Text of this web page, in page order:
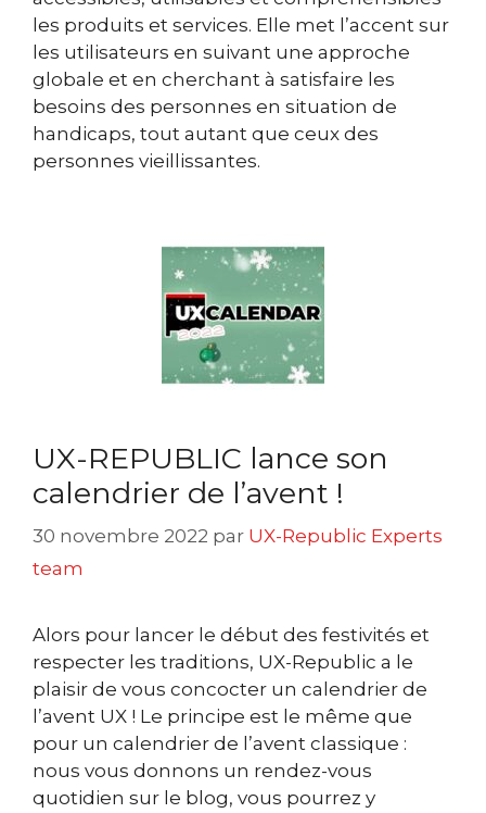
les produits et services. Elle met l’accent sur
les utilisateurs en suivant une approche
globale et en cherchant à satisfaire les
besoins des personnes en situation de
handicaps, tout autant que ceux des
personnes vieillissantes.
UX-REPUBLIC lance son
calendrier de l’avent !
30 novembre 2022 par UX-Republic Experts
team
Alors pour lancer le début des festivités et
respecter les traditions, UX-Republic a le
plaisir de vous concocter un calendrier de
l’avent UX ! Le principe est le même que
pour un calendrier de l’avent classique :
nous vous donnons un rendez-vous
quotidien sur le blog, vous pourrez y